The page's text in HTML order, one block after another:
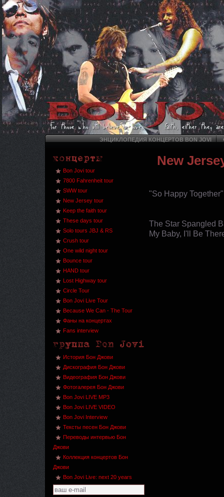
ЭНЦИКЛОПЕДИЯ КОНЦЕРТОВ BON JOVI
Bon Jovi tour
7800 Fahrenheit tour
SWW tour
New Jersey tour
Keep the faith tour
These days tour
Solo tours JBJ & RS
Crush tour
One wild night tour
Bounce tour
HAND tour
Lost Highway tour
Circle Tour
Bon Jovi Live Tour
Because We Can - The Tour
Фаны на концертах
Fans interview
История Бон Джови
Дискография Бон Джови
Видеография Бон Джови
Фотогалерея Бон Джови
Bon Jovi LIVE MP3
Bon Jovi LIVE VIDEO
Bon Jovi Interview
Тексты песен Бон Джови
Переводы интервью Бон
Джови
Коллекция концертов Бон
Джови
Bon Jovi Live: next 20 years
New
"So Happy Together"
The Star Spangled
My Baby, I'll Be